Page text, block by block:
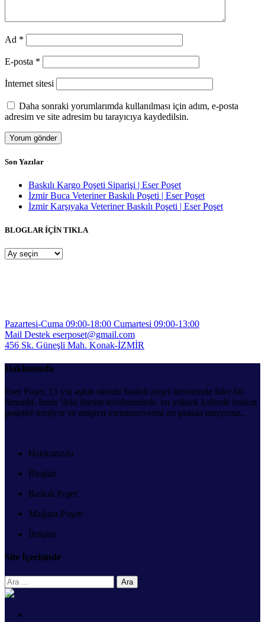
Ad *
E-posta *
İnternet sitesi
Daha sonraki yorumlarımda kullanılması için adım, e-posta
adresim ve site adresim bu tarayıcıya kaydedilsin.
Son Yazılar
Baskılı Kargo Poşeti Siparişi | Eser Poşet
İzmir Buca Veteriner Baskılı Poşeti | Eser Poşet
İzmir Karşıyaka Veteriner Baskılı Poşeti | Eser Poşet
BLOGLAR İÇİN TIKLA
BLOGLAR
Pazartesi-Cuma 09:00-18:00 Cumartesi 09:00-13:00
Mail Destek eserposet@gmail.com
456 Sk. Güneşli Mah. Konak-İZMİR
Hakkımızda
Eser Poşet, 15 yılı aşkın süredir baskılı poşet üretiminde lider bir
firmadır. İzmir’deki üretim tesislerimizde, en yüksek kalitede baskılı
poşetler üretiyor ve müşteri memnuniyetini ön planda tutuyoruz..
Hakkımızda
Bloglar
Baskılı Poşet
Mağaza Poşeti
İletişim
Site İçerisinde
Arama: